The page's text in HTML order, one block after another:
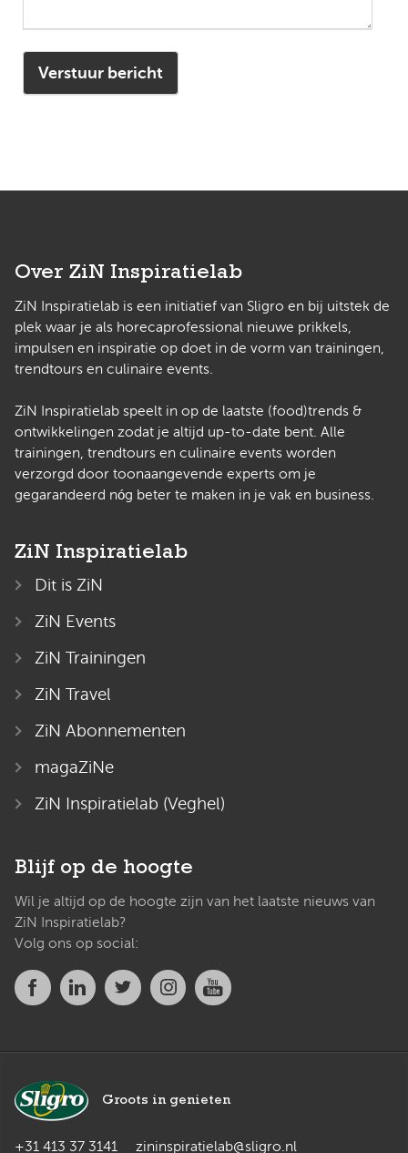
Over ZiN Inspiratielab
ZiN Inspiratielab is een initiatief van Sligro en bij uitstek de
plek waar je als horecaprofessional nieuwe prikkels,
impulsen en inspiratie op doet in de vorm van trainingen,
trendtours en culinaire events.
ZiN Inspiratielab speelt in op de laatste (food)trends &
ontwikkelingen zodat je altijd up-to-date bent. Alle
trainingen, trendtours en culinaire events worden
verzorgd door toonaangevende experts om je
gegarandeerd nóg beter te maken in je vak en business.
ZiN Inspiratielab
Dit is ZiN
ZiN Events
ZiN Trainingen
ZiN Travel
ZiN Abonnementen
magaZiNe
ZiN Inspiratielab (Veghel)
Blijf op de hoogte
Wil je altijd op de hoogte zijn van het laatste nieuws van
ZiN Inspiratielab?
Volg ons op social:
Groots in genieten
+31 413 37 3141 zininspiratielab@sligro.nl